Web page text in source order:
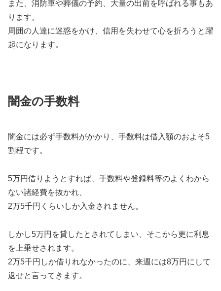
また、消防車や葬儀の予約、大量の出前を呼ばれる事もあ
ります。
周囲の人達に迷惑をかけ、信用を失わせて心を折ろうと躍
起になります。
闇金の手数料
闇金には必ず手数料がかかり、手数料は借入額のおよそ5
割程です。
5万円借りようとすれば、手数料や登録料等のよくわから
ない諸経費を抜かれ、
2万5千円くらいしか入金されません。
しかし5万円を貸したとされてしまい、そこから更に利息
を上乗せされます。
2万5千円しか借りれなかったのに、来週には8万円にして
返せと言ってきます。